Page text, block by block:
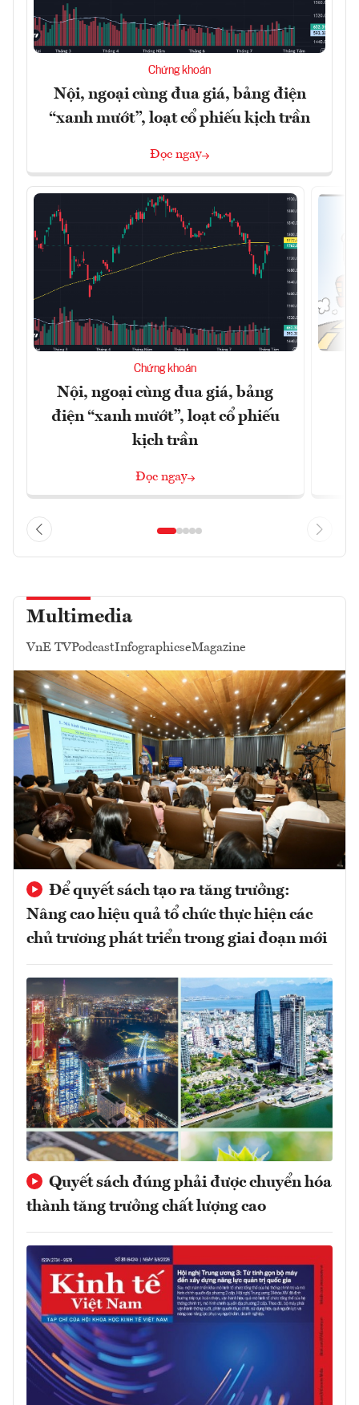
Chứng khoán
Nội, ngoại cùng đua giá, bảng điện
“xanh mướt”, loạt cổ phiếu kịch trần
Đọc ngay
Chứng khoán
Nội, ngoại cùng đua giá, bảng
điện “xanh mướt”, loạt cổ phiếu
kịch trần
Đọc ngay
Multimedia
VnE TVPodcastInfographicseMagazine
Để quyết sách tạo ra tăng trưởng:
Nâng cao hiệu quả tổ chức thực hiện các
chủ trương phát triển trong giai đoạn mới
Quyết sách đúng phải được chuyển hóa
thành tăng trưởng chất lượng cao